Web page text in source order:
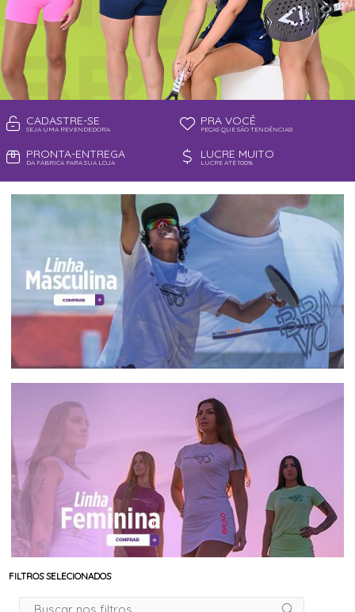
CADASTRE-SE
SEJA UMA REVENDEDORA
PRA VOCÊ
PEÇAS QUE SÃO TENDÊNCIAS!
PRONTA-ENTREGA
DA FÁBRICA PARA SUA LOJA
LUCRE MUITO
LUCRE ATÉ 100%
FILTROS SELECIONADOS